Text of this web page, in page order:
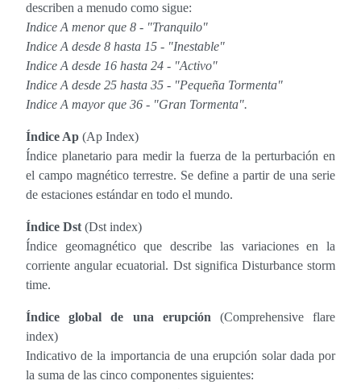
describen a menudo como sigue:
Indice A menor que 8 - "Tranquilo"
Indice A desde 8 hasta 15 - "Inestable"
Indice A desde 16 hasta 24 - "Activo"
Indice A desde 25 hasta 35 - "Pequeña Tormenta"
Indice A mayor que 36 - "Gran Tormenta".
Índice Ap (Ap Index)
Índice planetario para medir la fuerza de la perturbación en
el campo magnético terrestre. Se define a partir de una serie
de estaciones estándar en todo el mundo.
Índice Dst(Dst index)
Índice geomagnético que describe las variaciones en la
corriente angular ecuatorial. Dst significa Disturbance storm
time.
Índice global de una erupción(Comprehensive flare
index)
Indicativo de la importancia de una erupción solar dada por
la suma de las cinco componentes siguientes: